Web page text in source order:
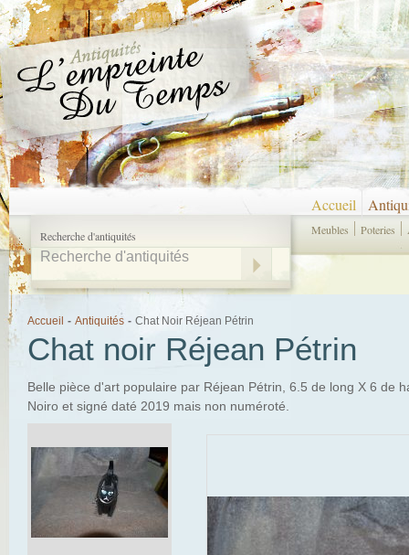
Recherche d'antiquités
Accueil
Meubles Poteries
Accueil - Antiquités - Chat Noir Réjean Pétrin
Chat noir Réjean Pétrin
Belle pièce d'art populaire par Réjean Pétrin, 6.5 de long X 6 de
Noiro et signé daté 2019 mais non numéroté.